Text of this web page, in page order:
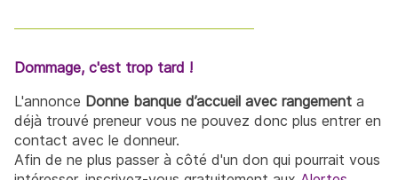
Dommage, c'est trop tard !
L'annonce Donne banque d’accueil avec rangement a
déjà trouvé preneur vous ne pouvez donc plus entrer en
contact avec le donneur.
Afin de ne plus passer à côté d'un don qui pourrait vous